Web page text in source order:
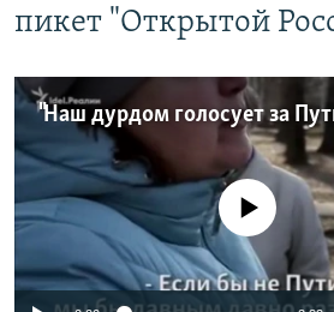
пикет "Открытой
No media source